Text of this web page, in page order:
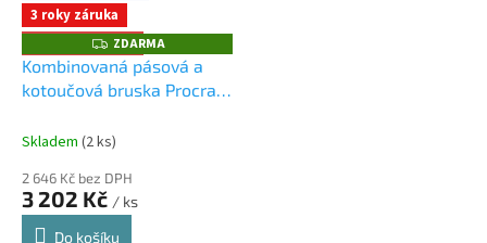
3 roky záruka
+ Dárek zdarma
Z
D
A
R
ZDARMA
Kombinovaná pásová a
kotoučová bruska Procraft
zdarma při nákupu na e-
Skladem (2 ks)
2 646 Kč bez DPH
3 202 Kč / ks
Do košíku